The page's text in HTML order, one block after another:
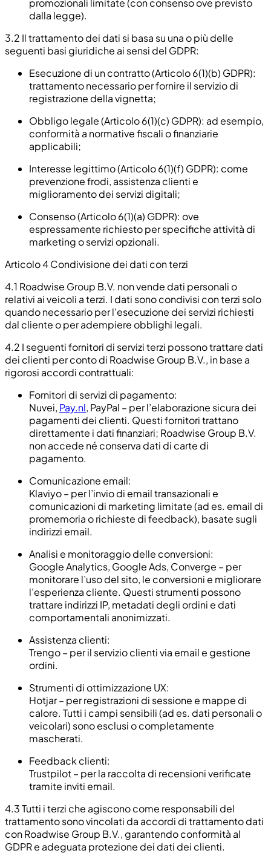
promozionali limitate (con consenso ove previsto
dalla legge).
3.2 Il trattamento dei dati si basa su una o più delle
seguenti basi giuridiche ai sensi del GDPR:
Esecuzione di un contratto (Articolo 6(1)(b) GDPR):
trattamento necessario per fornire il servizio di
registrazione della vignetta;
Obbligo legale (Articolo 6(1)(c) GDPR): ad esempio,
conformità a normative fiscali o finanziarie
applicabili;
Interesse legittimo (Articolo 6(1)(f) GDPR): come
prevenzione frodi, assistenza clienti e
miglioramento dei servizi digitali;
Consenso (Articolo 6(1)(a) GDPR): ove
espressamente richiesto per specifiche attività di
marketing o servizi opzionali.
Articolo 4 Condivisione dei dati con terzi
4.1 Roadwise Group B.V. non vende dati personali o
relativi ai veicoli a terzi. I dati sono condivisi con terzi solo
quando necessario per l’esecuzione dei servizi richiesti
dal cliente o per adempiere obblighi legali.
4.2 I seguenti fornitori di servizi terzi possono trattare dati
dei clienti per conto di Roadwise Group B.V., in base a
rigorosi accordi contrattuali:
Fornitori di servizi di pagamento:
Nuvei, Pay.nl, PayPal – per l’elaborazione sicura dei
pagamenti dei clienti. Questi fornitori trattano
direttamente i dati finanziari; Roadwise Group B.V.
non accede né conserva dati di carte di
pagamento.
Comunicazione email:
Klaviyo – per l’invio di email transazionali e
comunicazioni di marketing limitate (ad es. email di
promemoria o richieste di feedback), basate sugli
indirizzi email.
Analisi e monitoraggio delle conversioni:
Google Analytics, Google Ads, Converge – per
monitorare l’uso del sito, le conversioni e migliorare
l’esperienza cliente. Questi strumenti possono
trattare indirizzi IP, metadati degli ordini e dati
comportamentali anonimizzati.
Assistenza clienti:
Trengo – per il servizio clienti via email e gestione
ordini.
Strumenti di ottimizzazione UX:
Hotjar – per registrazioni di sessione e mappe di
calore. Tutti i campi sensibili (ad es. dati personali o
veicolari) sono esclusi o completamente
mascherati.
Feedback clienti:
Trustpilot – per la raccolta di recensioni verificate
tramite inviti email.
4.3Tutti i terzi che agiscono come responsabili del
trattamento sono vincolati da accordi di trattamento dati
con Roadwise Group B.V., garantendo conformità al
GDPR e adeguata protezione dei dati dei clienti.